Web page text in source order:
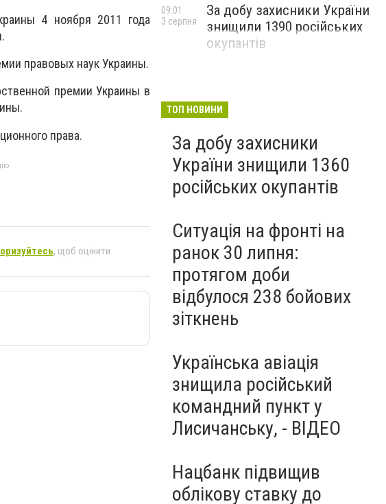
4 ноября 2011 года
правовых наук Украины.
премии Украины в
права.
, щоб оцінити
За добу захисники України
знищили 1390 російських
окупантів
09:01
3 серпня
ТОП НОВИНИ
За добу захисники
України знищили 1360
російських окупантів
Ситуація на фронті на
ранок 30 липня:
протягом доби
відбулося 238 бойових
зіткнень
Українська авіація
знищила російський
командний пункт у
Лисичанську, - ВІДЕО
Нацбанк підвищив
облікову ставку до